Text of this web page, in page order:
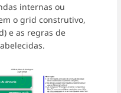
internas ou
o grid construtivo,
e as regras de